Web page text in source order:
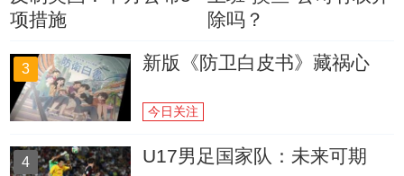
项措施
除吗？
3 新版《防卫白皮书》藏祸心
今日关注
4 U17男足国家队：未来可期